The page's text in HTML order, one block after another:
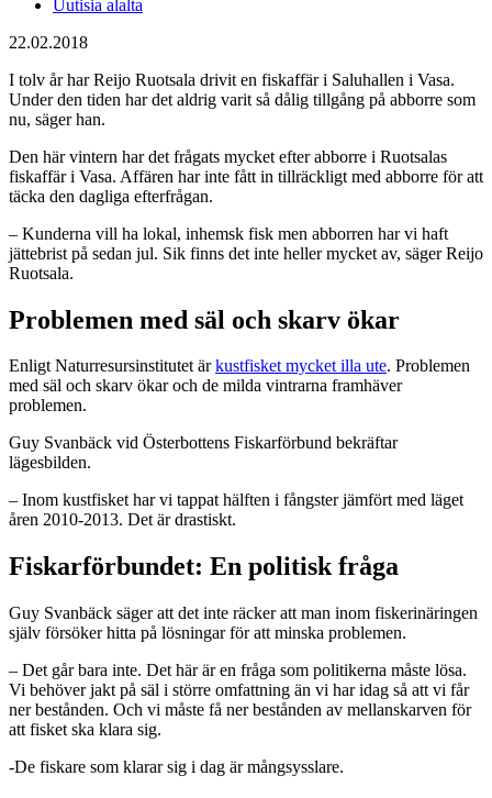
Uutisia alalta
22.02.2018
I tolv år har Reijo Ruotsala drivit en fiskaffär i Saluhallen i Vasa.
Under den tiden har det aldrig varit så dålig tillgång på abborre som
nu, säger han.
Den här vintern har det frågats mycket efter abborre i Ruotsalas
fiskaffär i Vasa. Affären har inte fått in tillräckligt med abborre för att
täcka den dagliga efterfrågan.
– Kunderna vill ha lokal, inhemsk fisk men abborren har vi haft
jättebrist på sedan jul. Sik finns det inte heller mycket av, säger Reijo
Ruotsala.
Problemen med säl och skarv ökar
Enligt Naturresursinstitutet ärkustfisket mycket illa ute. Problemen
med säl och skarv ökar och de milda vintrarna framhäver
problemen.
Guy Svanbäck vid Österbottens Fiskarförbund bekräftar
lägesbilden.
– Inom kustfisket har vi tappat hälften i fångster jämfört med läget
åren 2010-2013. Det är drastiskt.
Fiskarförbundet: En politisk fråga
Guy Svanbäck säger att det inte räcker att man inom fiskerinäringen
själv försöker hitta på lösningar för att minska problemen.
– Det går bara inte. Det här är en fråga som politikerna måste lösa.
Vi behöver jakt på säl i större omfattning än vi har idag så att vi får
ner bestånden. Och vi måste få ner bestånden av mellanskarven för
att fisket ska klara sig.
-De fiskare som klarar sig i dag är mångsysslare.